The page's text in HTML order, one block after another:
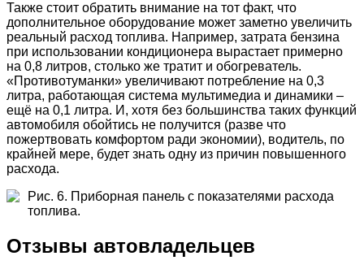
Также стоит обратить внимание на тот факт, что
дополнительное оборудование может заметно увеличить
реальный расход топлива. Например, затрата бензина
при использовании кондиционера вырастает примерно
на 0,8 литров, столько же тратит и обогреватель.
«Противотуманки» увеличивают потребление на 0,3
литра, работающая система мультимедиа и динамики –
ещё на 0,1 литра. И, хотя без большинства таких функций
автомобиля обойтись не получится (разве что
пожертвовать комфортом ради экономии), водитель, по
крайней мере, будет знать одну из причин повышенного
расхода.
Рис. 6. Приборная панель с показателями расхода
топлива.
Отзывы автовладельцев